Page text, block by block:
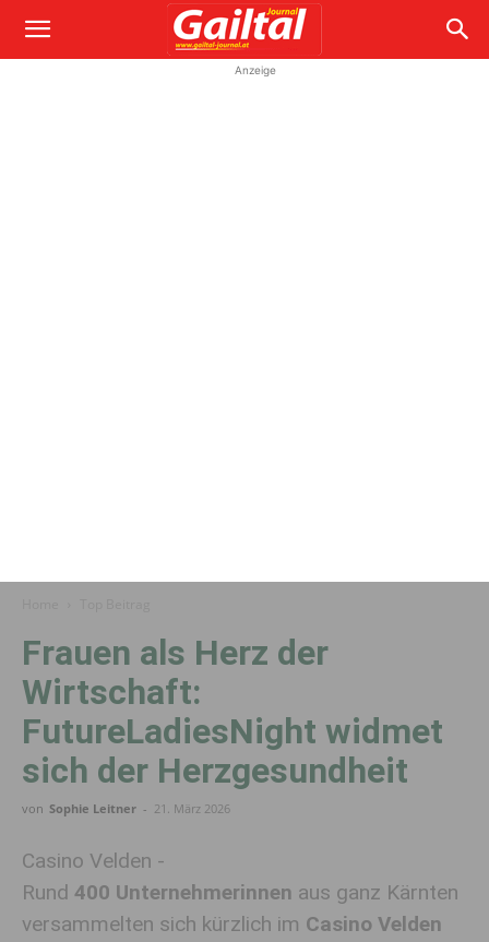
Anzeige
Frauen als Herz der
Wirtschaft:
FutureLadiesNight widmet
sich der Herzgesundheit
von Sophie Leitner - 21. März 2026
Casino Velden -
Rund 400 Unternehmerinnen aus ganz Kärnten
versammelten sich kürzlich im Casino Velden